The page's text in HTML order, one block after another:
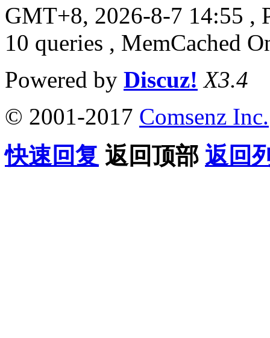
GMT+8, 2026-8-7 14:55 ,
10 queries , MemCached
Powered by Discuz! X3.4
© 2001-2017 Comsenz Inc.
快速回复 返回顶部 返回